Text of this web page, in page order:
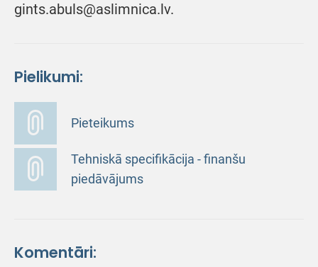
gints.abuls@aslimnica.lv.
Pielikumi:
Pieteikums
Tehniskā specifikācija - finanšu
piedāvājums
Komentāri: